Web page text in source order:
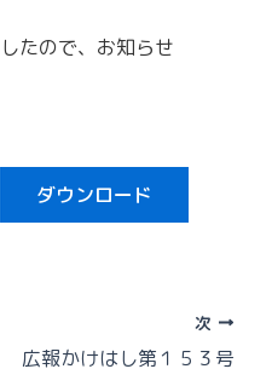
たので、お知らせ
ダウンロード
次
広報かけはし第１５３号